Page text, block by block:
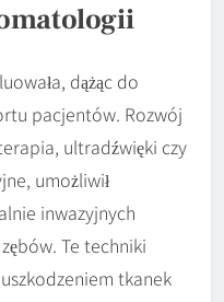
dążąc do
pacjentów. Rozwój
ultradźwięki czy
umożliwił
inwazyjnych
Te techniki
tkanek